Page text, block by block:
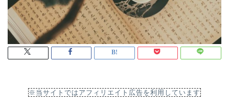
※当サイトではアフィリエイト広告を利用しています